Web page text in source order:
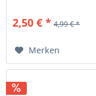
2,50 € * 4,99 € *
Merken